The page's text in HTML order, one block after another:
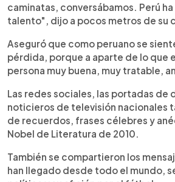
caminatas, conversábamos. Perú
talento", dijo a pocos metros de su
Aseguró que como peruano se
pérdida, porque a aparte de lo que
persona muy buena, muy tratable,
Las redes sociales, las portadas de
noticieros de televisión nacionales
de recuerdos, frases célebres y
Nobel de Literatura de 2010.
También se compartieron los
han llegado desde todo el mundo,